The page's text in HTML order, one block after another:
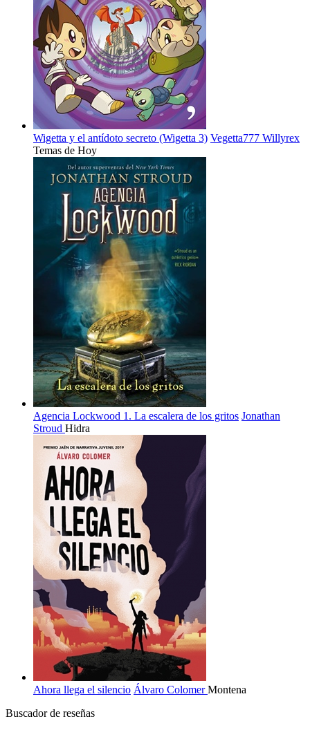
Wigetta y el antídoto secreto (Wigetta 3) Vegetta777 Willyrex
Temas de Hoy
Agencia Lockwood 1. La escalera de los gritos Jonathan
Stroud Hidra
Ahora llega el silencio Álvaro ColomerMontena
Buscador de reseñas